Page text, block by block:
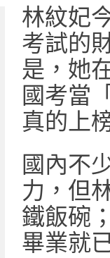
林紋妃
考試的
是，她
國考當
真的上
國內不
力，但
鐵飯碗
畢業就